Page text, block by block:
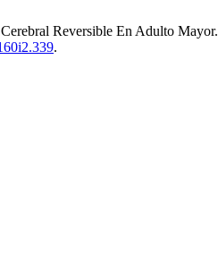
Reversible En Adulto
.